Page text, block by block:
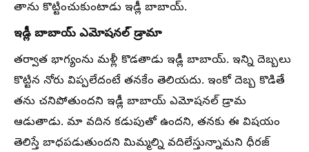
తాను కొట్టించుకుంటాడు ఇడ్లీ బాబాయ్.
ఇడ్లీ బాబాయ్ ఎమోషనల్ డ్రామా
తర్వాత భాగ్యంను మళ్లీ కొడతాడు ఇడ్లీ బాబాయ్. ఇన్ని దెబ్బలు
కొట్టిన నోరు విప్పలేదంటే తనకేం తెలియదు. ఇంకో దెబ్బ కొడితే
తను చనిపోతుందని ఇడ్లీ బాబాయ్ ఎమోషనల్ డ్రామ
ఆడుతాడు. మా వదిన కడుపుతో ఉందని, తనకు ఈ విషయం
తెలిస్తే బాధపడుతుందని మిమ్మల్ని వదిలేస్తున్నామని ధీరజ్